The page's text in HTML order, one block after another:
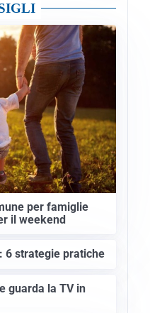
per famiglie
il weekend
6 strategie pratiche
guarda la TV in